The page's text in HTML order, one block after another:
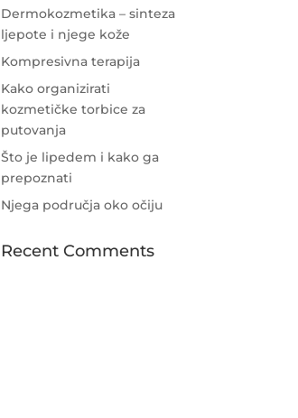
Dermokozmetika – sinteza
ljepote i njege kože
Kompresivna terapija
Kako organizirati
kozmetičke torbice za
putovanja
Što je lipedem i kako ga
prepoznati
Njega područja oko očiju
Recent Comments